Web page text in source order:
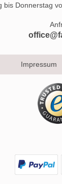
bis Donnerstag
Impressum